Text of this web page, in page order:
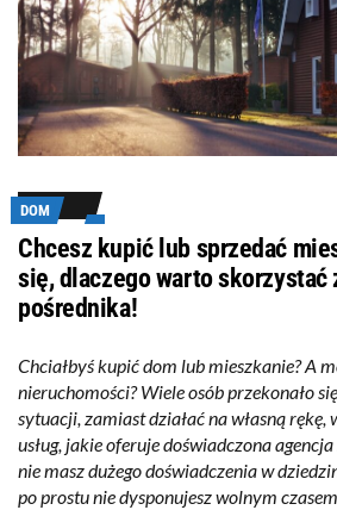
DOM
Chcesz kupić lub sprzedać
się, dlaczego warto skorzystać
pośrednika!
Chciałbyś kupić dom lub mieszkanie? A
nieruchomości? Wiele osób przekonało
sytuacji, zamiast działać na własną
usług, jakie oferuje doświadczona
nie masz dużego doświadczenia w
po prostu nie dysponujesz wolnym